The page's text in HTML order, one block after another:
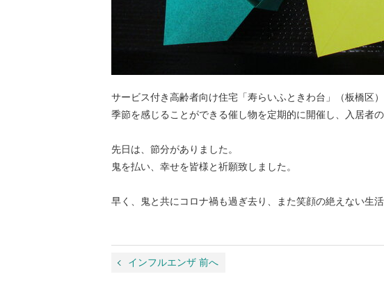
サービス付き高齢者向け住宅「寿らいふときわ台」（板橋区）
季節を感じることができる催し物を定期的に開催し、入居者
先日は、節分がありました。
鬼を払い、幸せを皆様と祈願致しました。
早く、鬼と共にコロナ禍も過ぎ去り、また笑顔の絶えない生
インフルエンザ 前へ